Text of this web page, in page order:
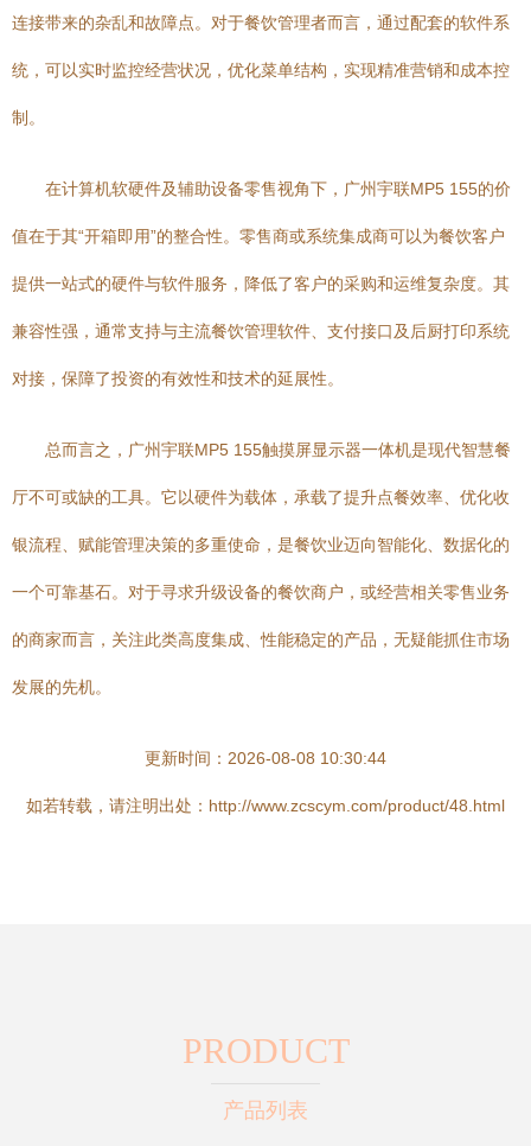
连接带来的杂乱和故障点。对于餐饮管理者而言，通过配套的软件系
统，可以实时监控经营状况，优化菜单结构，实现精准营销和成本控
制。
在计算机软硬件及辅助设备零售视角下，广州宇联MP5 155的价
值在于其“开箱即用”的整合性。零售商或系统集成商可以为餐饮客户
提供一站式的硬件与软件服务，降低了客户的采购和运维复杂度。其
兼容性强，通常支持与主流餐饮管理软件、支付接口及后厨打印系统
对接，保障了投资的有效性和技术的延展性。
总而言之，广州宇联MP5 155触摸屏显示器一体机是现代智慧餐
厅不可或缺的工具。它以硬件为载体，承载了提升点餐效率、优化收
银流程、赋能管理决策的多重使命，是餐饮业迈向智能化、数据化的
一个可靠基石。对于寻求升级设备的餐饮商户，或经营相关零售业务
的商家而言，关注此类高度集成、性能稳定的产品，无疑能抓住市场
发展的先机。
更新时间：2026-08-08 10:30:44
如若转载，请注明出处：http://www.zcscym.com/product/48.html
PRODUCT
产品列表